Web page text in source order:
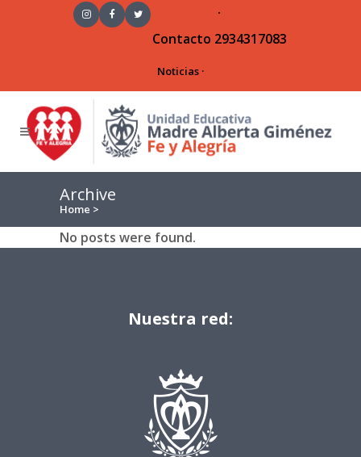
·
Contacto 2934317083
Noticias ·
Archive
Home >
No posts were found.
Nuestra red: